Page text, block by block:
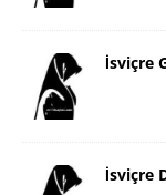
İsviçre
İsviçre